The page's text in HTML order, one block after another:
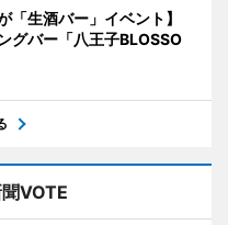
「生酒バー」イベント】
グバー「八王子BLOSSO
VOTE